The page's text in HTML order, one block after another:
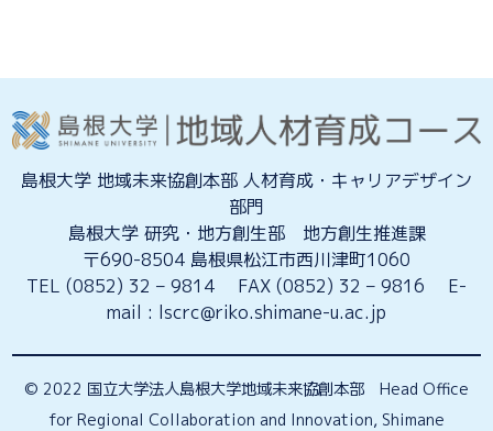
島根大学 地域未来協創本部 人材育成・キャリアデザイン
部門
島根大学 研究・地方創生部 地方創生推進課
〒690-8504 島根県松江市西川津町1060
TEL (0852) 32 – 9814 FAX (0852) 32 – 9816 E-
mail : lscrc@riko.shimane-u.ac.jp
© 2022 国立大学法人島根大学地域未来協創本部 Head Office
for Regional Collaboration and Innovation, Shimane